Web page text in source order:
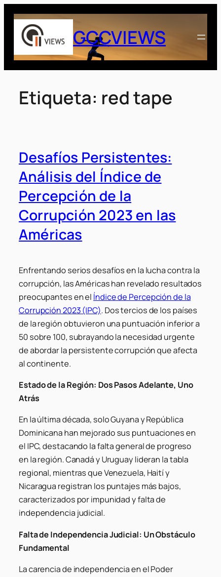
Saltar
contenido
GCCVIEWS
Etiqueta: red tape
Desafíos Persistentes:
Análisis del Índice de
Percepción de la
Corrupción 2023 en las
Américas
Enfrentando serios desafíos en la lucha contra la
corrupción, las Américas han revelado resultados
preocupantes en el Índice de Percepción de la
Corrupción 2023 (IPC). Dos tercios de los países
de la región obtuvieron una puntuación inferior a
50 sobre 100, subrayando la necesidad urgente
de abordar la persistente corrupción que afecta
al continente.
Estado de la Región: Dos Pasos Adelante, Uno
Atrás
En la última década, solo Guyana y República
Dominicana han mejorado sus puntuaciones en
el IPC, destacando la falta general de progreso
en la región. Canadá y Uruguay lideran la tabla
regional, mientras que Venezuela, Haití y
Nicaragua registran los puntajes más bajos,
caracterizados por impunidad y falta de
independencia judicial.
Falta de Independencia Judicial: Un Obstáculo
Fundamental
La carencia de independencia en el Poder